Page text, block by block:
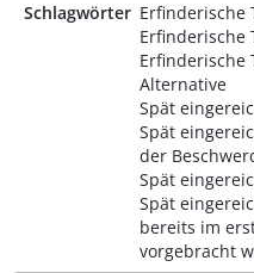
Schlagwörter Erfinderische
Erfinderische
Erfinderische
Alternative
Spät
Spät
der
Spät
Spät
bereits im
vorgebracht